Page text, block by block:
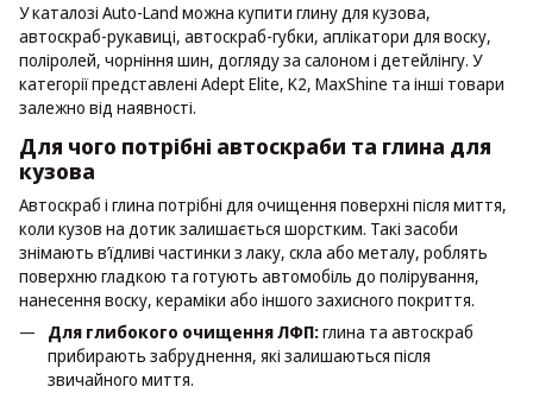
У каталозі Auto-Land можна купити глину для кузова,
автоскраб-рукавиці, автоскраб-губки, аплікатори для воску,
поліролей, чорніння шин, догляду за салоном і детейлінгу. У
категорії представлені Adept Elite, K2, MaxShine та інші товари
залежно від наявності.
Для чого потрібні автоскраби та глина для
кузова
Автоскраб і глина потрібні для очищення поверхні після миття,
коли кузов на дотик залишається шорстким. Такі засоби
знімають в’їдливі частинки з лаку, скла або металу, роблять
поверхню гладкою та готують автомобіль до полірування,
нанесення воску, кераміки або іншого захисного покриття.
Для глибокого очищення ЛФП:глина та автоскраб
прибирають забруднення, які залишаються після
звичайного миття.